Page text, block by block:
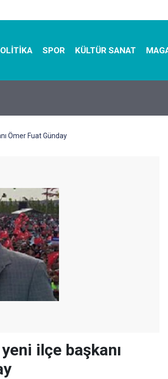
SPOR KÜLTÜR SANAT
Dayanıklı ve Çevre Dostu Ambalaj
Ömer Fuat Günday
ilçe başkanı